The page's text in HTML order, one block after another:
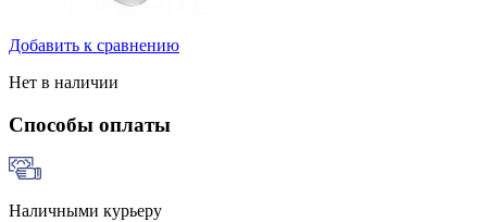
Добавить к сравнению
Нет в наличии
Способы оплаты
Наличными курьеру